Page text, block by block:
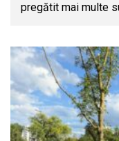
pregătit mai multe